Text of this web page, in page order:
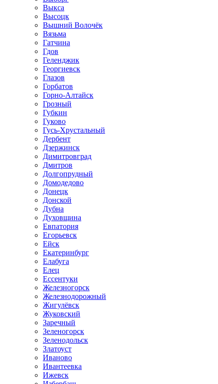
Выкса
Высоцк
Вышний Волочёк
Вязьма
Гатчина
Гдов
Геленджик
Георгиевск
Глазов
Горбатов
Горно-Алтайск
Грозный
Губкин
Гуково
Гусь-Хрустальный
Дербент
Дзержинск
Димитровград
Дмитров
Долгопрудный
Домодедово
Донецк
Донской
Дубна
Духовщина
Евпатория
Егорьевск
Ейск
Екатеринбург
Елабуга
Елец
Ессентуки
Железногорск
Железнодорожный
Жигулёвск
Жуковский
Заречный
Зеленогорск
Зеленодольск
Златоуст
Иваново
Ивантеевка
Ижевск